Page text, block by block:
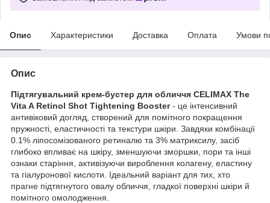
Опис Характеристики Доставка Оплата Умови
Опис
Підтягувальний крем-бустер для обличчя CELIMAX The
Vita A Retinol Shot Tightening Booster- це інтенсивний
антивіковий догляд, створений для помітного покращення
пружності, еластичності та текстури шкіри. Завдяки комбінації
0.1% ліпосомізованого ретиналю та 3% матриксилу, засіб
глибоко впливає на шкіру, зменшуючи зморшки, пори та інші
ознаки старіння, активізуючи вироблення колагену, еластину
та гіалуронової кислоти. Ідеальний варіант для тих, хто
прагне підтягнутого овалу обличчя, гладкої поверхні шкіри й
помітного омолодження.